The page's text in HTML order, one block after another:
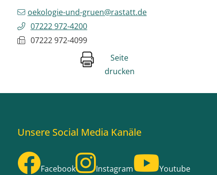
oekologie-und-gruen@rastatt.de
07222 972-4200
07222 972-4099
Seite
drucken
Unsere Social Media Kanäle
Facebook Instagram Youtube